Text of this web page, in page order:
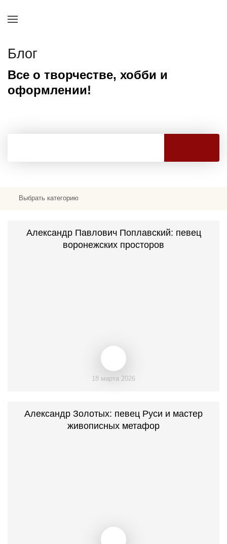
Блог
Все о творчестве, хобби и
оформлении!
Выбрать категорию
Александр Павлович Поплавский: певец
воронежских просторов
18 марта 2026
Александр Золотых: певец Руси и мастер
живописных метафор